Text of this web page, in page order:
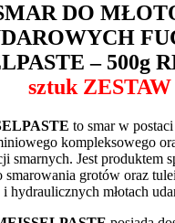
DO
– 500g
sztuk ZESTAW
to smar w
kompleksowego
smarnych. Jest produktem
smarowania grotów oraz
hydraulicznych młotach